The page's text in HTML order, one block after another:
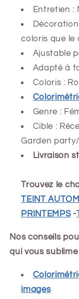
Entretien :
coloris que le
Ajustable
Adapté à
Coloris :
Genre :
Cible :
Garden
Livraison
Trouvez le
TEINT
PRINTEMPS-
Nos conseils
qui vous sublime
images